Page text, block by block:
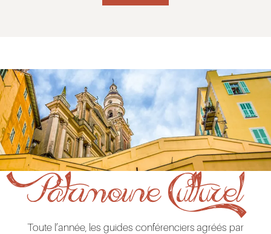
Patrimoine Culturel
Toute l’année, les guides conférenciers agréés par